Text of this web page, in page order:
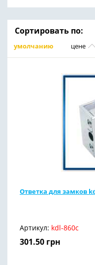
Сортировать по:
умолчанию цене
Ответка для замков
Артикул: kdl-860с
301.50 грн